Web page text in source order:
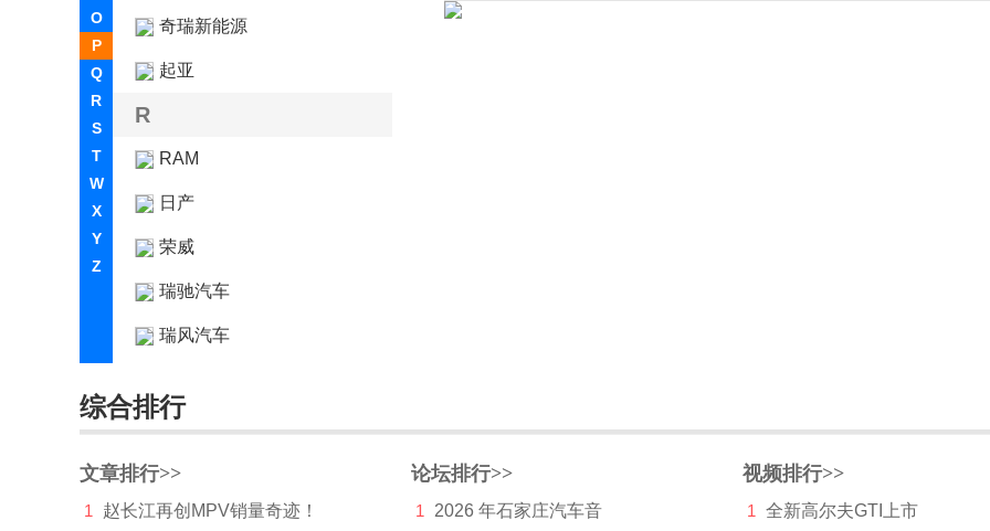
O
P
Q
R
S
T
W
X
Y
Z
奇瑞新能源
起亚
R
RAM
日产
荣威
瑞驰汽车
瑞风汽车
S
沙龙汽车
尚界
综合排行
文章排行>>
1
赵长江再创MPV销量奇迹！
论坛排行>>
1
2026 年石家庄汽车音
视频排行>>
1
全新高尔夫GTI上市